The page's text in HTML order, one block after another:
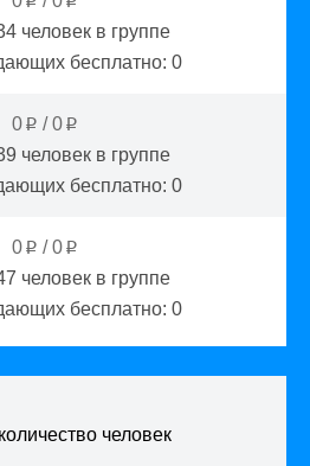
человек в группе
бесплатно: 0
0 p /0 p
человек в группе
бесплатно: 0
0 p /0 p
человек в группе
бесплатно: 0
человек